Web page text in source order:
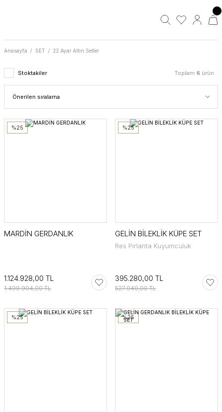
Anasayfa SET 22 Ayar Altın Setler
Stoktakiler Toplam 6 ürün
%25
MARDİN GERDANLIK
1.124.928,00 TL
1.499.904,00 TL
%25
GELİN BİLEKLİK KÜPE SET
Res Pırlanta Kuyumculuk
395.280,00 TL
527.040,00 TL
%25 %25